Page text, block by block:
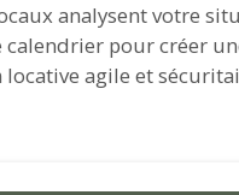
analysent votre
calendrier pour créer
agile et